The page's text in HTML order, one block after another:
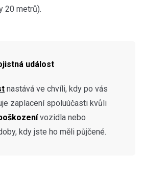
20 metrů).
událost
nastává ve chvíli, kdy po vás
zaplacení spoluúčasti kvůli
vozidla nebo
kdy jste ho měli půjčené.